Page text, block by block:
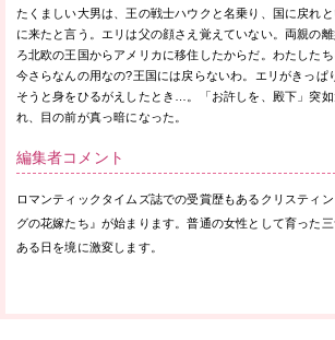
たくましい大男は、王の戦士ハウクと名乗り、国に戻れ
に来たと言う。エリは父の顔さえ覚えていない。両親の
ろ北欧の王国からアメリカに移住したからだ。わたしたち
今さらなんの用なの?王国には戻らないわ。エリがきっぱ
そうと身をひるがえしたとき…。「お許しを、殿下」突
れ、目の前が真っ暗になった。
編集者コメント
ロマンティックタイムズ誌での受賞歴もあるクリスティ
グの花嫁たち』が始まります。普通の女性として育った三
ある日を境に激変します。